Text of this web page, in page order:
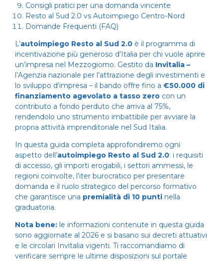
Consigli pratici per una domanda vincente
Resto al Sud 2.0 vs Autoimpiego Centro-Nord
Domande Frequenti (FAQ)
L’autoimpiego Resto al Sud 2.0 è il programma di
incentivazione più generoso d’Italia per chi vuole aprire
un’impresa nel Mezzogiorno. Gestito da Invitalia –
l’Agenzia nazionale per l’attrazione degli investimenti e
lo sviluppo d’impresa – il bando offre fino a €50.000 di
finanziamento agevolato a tasso zero con un
contributo a fondo perduto che arriva al 75%,
rendendolo uno strumento imbattibile per avviare la
propria attività imprenditoriale nel Sud Italia.
In questa guida completa approfondiremo ogni
aspetto dell’autoimpiego Resto al Sud 2.0: i requisiti
di accesso, gli importi erogabili, i settori ammessi, le
regioni coinvolte, l’iter burocratico per presentare
domanda e il ruolo strategico del percorso formativo
che garantisce una premialità di 10 punti nella
graduatoria.
Nota bene: le informazioni contenute in questa guida
sono aggiornate al 2026 e si basano sui decreti attuativi
e le circolari Invitalia vigenti. Ti raccomandiamo di
verificare sempre le ultime disposizioni sul portale